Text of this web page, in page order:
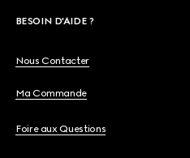
BESOIN D'AIDE ?
Nous Contacter
Ma Commande
Foire aux Questions